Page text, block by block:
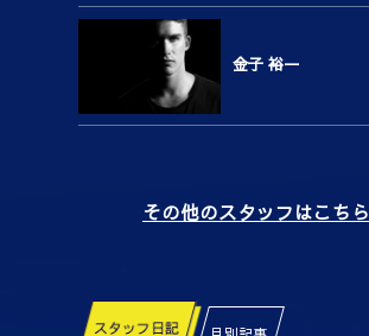
金子 裕一
その他のスタッフはこちら
スタッフ日記